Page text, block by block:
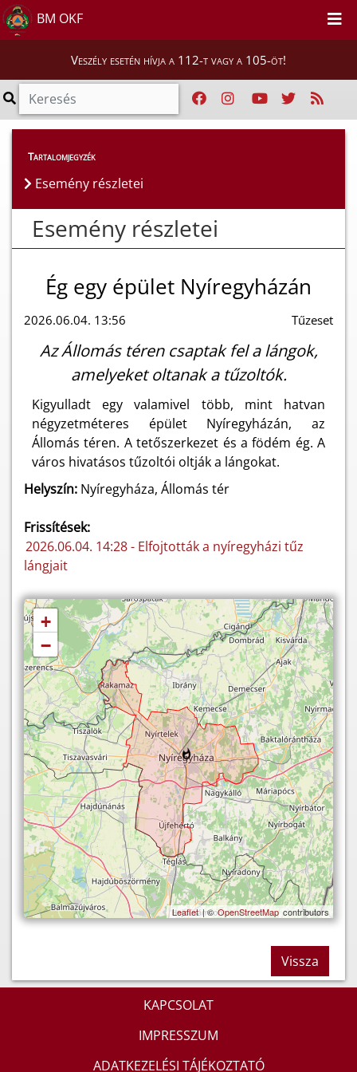
BM OKF
Veszély esetén hívja a 112-t vagy a 105-öt!
Esemény részletei
Tartalomjegyzék
Esemény részletei
Esemény részletei
Ég egy épület Nyíregyházán
2026.06.04. 13:56 Tűzeset
Az Állomás téren csaptak fel a lángok,
amelyeket oltanak a tűzoltók.
Kigyulladt egy valamivel több, mint hatvan
négyzetméteres épület Nyíregyházán, az
Állomás téren. A tetőszerkezet és a födém ég. A
város hivatásos tűzoltói oltják a lángokat.
Helyszín: Nyíregyháza, Állomás tér
Frissítések:
2026.06.04. 14:28 - Elfojtották a nyíregyházi tűz
lángjait
+
−
Leaflet| ©OpenStreetMap contributors
Vissza
KAPCSOLAT
IMPRESSZUM
ADATKEZELÉSI TÁJÉKOZTATÓ